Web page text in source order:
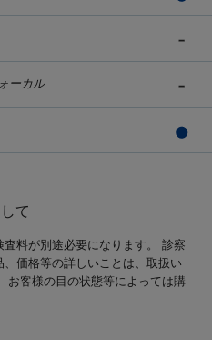
ーカル
て
料が別途必要になります。 診察
価格等の詳しいことは、取扱い
お客様の目の状態等によっては購